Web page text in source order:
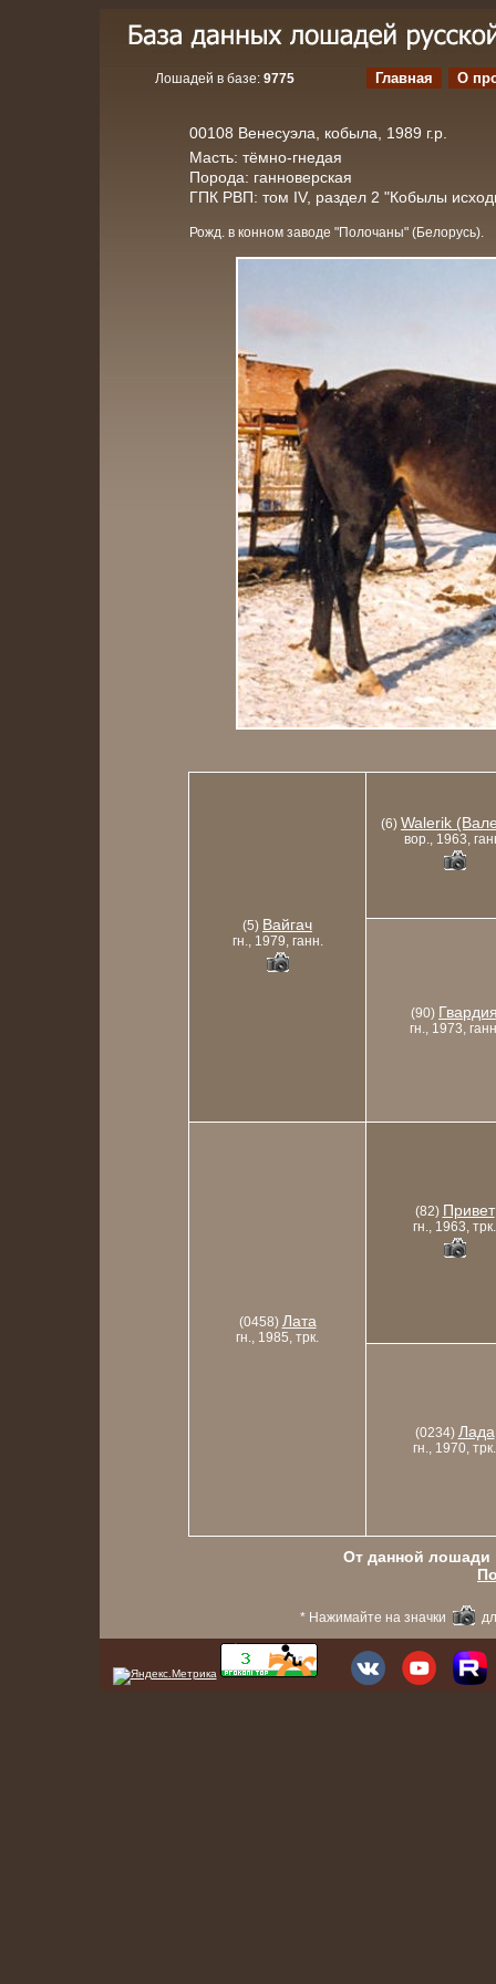
Лошадей в базе: 9775 Главная О
00108 Венесуэла, кобыла, 1989 г.р.
Масть: тёмно-гнедая
Порода: ганноверская
ГПК РВП: том IV, раздел 2 "Кобылы
Рожд. в конном заводе "Полочаны" (Белорусь).
(5) Вайгач
гн., 1979, ганн.
(6) Walerik
вор., 1963,
(90)
гн., 1973,
(0458) Лата
гн., 1985, трк.
(82) Привет
гн., 1963, трк.
(0234) Лада
гн., 1970, трк.
От данной лошади
* Нажимайте на значки